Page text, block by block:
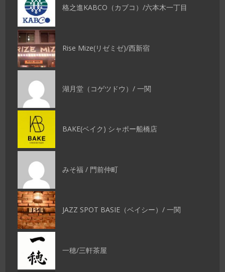
格之進KABCO（カブコ）/六本木一丁目
Rise Mize(リゼミゼ)/西新宿
湖月堂（コゲツドウ）/ 一関
BAKE(ベイク) シャポー船橋店
みそ福 / 門前仲町
JAZZ SPOT BASIE（ベイシー）/ 一関
一穂/三軒茶屋